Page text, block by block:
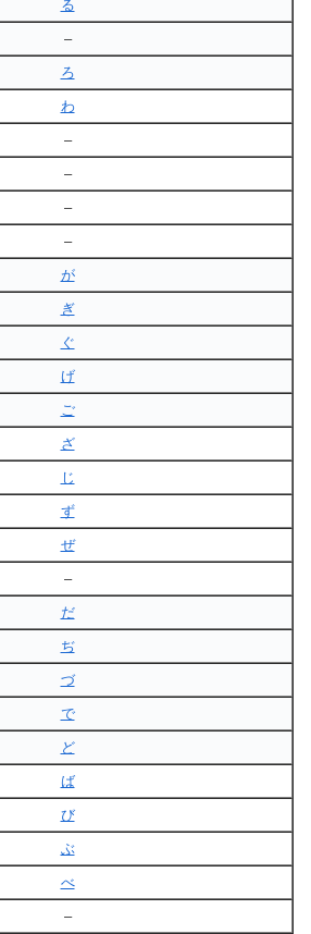
る
–
ろ
わ
–
–
–
–
が
ぎ
ぐ
げ
ご
ざ
じ
ず
ぜ
–
だ
ぢ
づ
で
ど
ば
び
ぶ
べ
–